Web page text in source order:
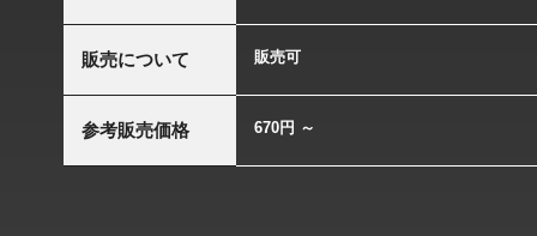
販売について 販売可
参考販売価格 670円 ～